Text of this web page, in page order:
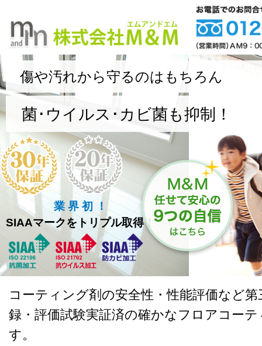
傷や汚れから守るのはもちろん
菌･ウイルス･カビ菌も抑制！
業 界 初 ！
SIAAマークをトリプル取得！
コーティング剤の安全性・性能評価など
録・評価試験実証済の確かなフロアコー
す。